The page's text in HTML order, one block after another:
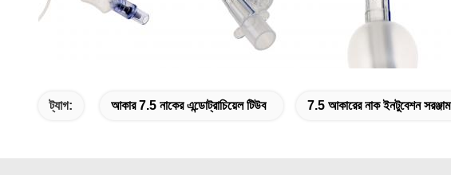
ট্যাগ: আকার 7.5 নাকের এন্ডোট্রাচিয়েল টিউব 7.5 আকারের নাক ইনটুবেশন সরঞ্জাম